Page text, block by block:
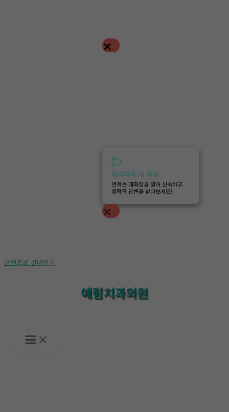
예림치과 AI 채팅
언제든 대화창을 열어 신속하고
정확한 답변을 받아보세요!
콘텐츠로 건너뛰기
예림치과의원